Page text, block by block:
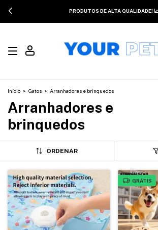
FRETE GRÁTIS SOMENTE HOJE! 🔥
Início > Gatos > Arranhadores e brinquedos
Arranhadores e
brinquedos
ORDENAR
GRÁTIS